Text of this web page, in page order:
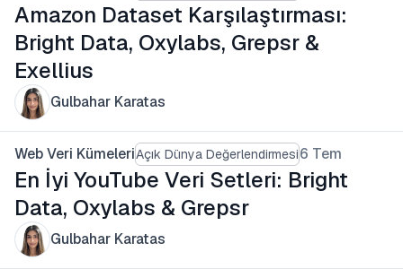
Amazon Dataset Karşılaştırması:
Bright Data, Oxylabs, Grepsr &
Exellius
Gulbahar Karatas
Web Veri KümeleriAçık Dünya Değerlendirmesi6 Tem
En İyi YouTube Veri Setleri: Bright
Data, Oxylabs & Grepsr
Gulbahar Karatas